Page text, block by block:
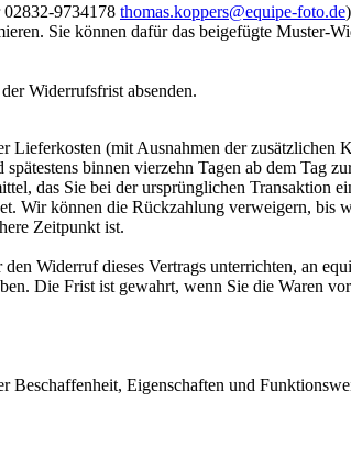
02832-9734178 thomas.koppers@equipe-foto.de
Sie können dafür das beigefügte Muster-
Widerrufsfrist absenden.
(mit Ausnahmen der zusätzlichen
binnen vierzehn Tagen ab dem Tag
das Sie bei der ursprünglichen Transaktion
Wir können die Rückzahlung verweigern, bis
Zeitpunkt ist.
Widerruf dieses Vertrags unterrichten, an
Die Frist ist gewahrt, wenn Sie die Waren
Eigenschaften und